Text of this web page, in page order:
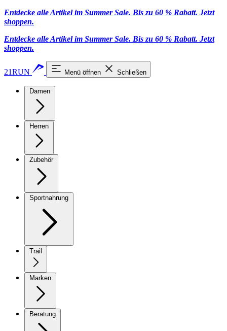
Entdecke alle Artikel im Summer Sale. Bis zu 60 % Rabatt. Jetzt
shoppen.
Entdecke alle Artikel im Summer Sale. Bis zu 60 % Rabatt. Jetzt
shoppen.
21RUN Menü öffnen Schließen
Damen
Herren
Zubehör
Sportnahrung
Trail
Marken
Beratung